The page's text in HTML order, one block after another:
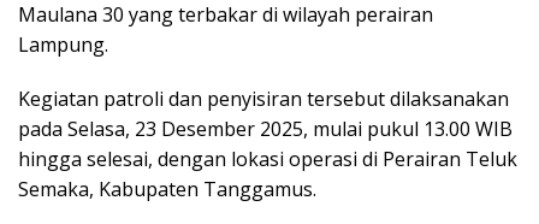
Maulana 30 yang terbakar di wilayah perairan
Lampung.
Kegiatan patroli dan penyisiran tersebut dilaksanakan
pada Selasa, 23 Desember 2025, mulai pukul 13.00 WIB
hingga selesai, dengan lokasi operasi di Perairan Teluk
Semaka, Kabupaten Tanggamus.